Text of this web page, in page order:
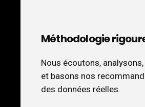
Méthodologie
Nous écoutons,
et basons nos
des données réelles.